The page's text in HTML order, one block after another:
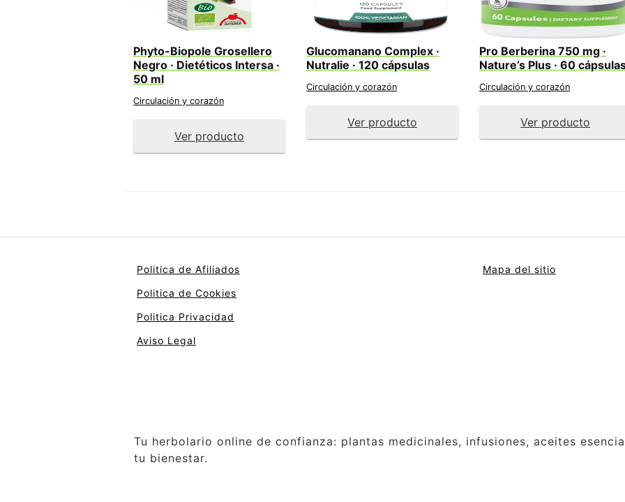
Phyto-Biopole Grosellero
Negro · Dietéticos Intersa ·
50 ml
Circulación y corazón
Ver producto
Glucomanano Complex ·
Nutralie · 120 cápsulas
Circulación y corazón
Ver producto
Pro Berberina 750 mg ·
Nature’s Plus · 60
Circulación y corazón
Ver producto
Politica de Afiliados
Politica de Cookies
Politica Privacidad
Aviso Legal
Mapa del sitio
Tu herbolario online de confianza: plantas medicinales, infusiones, aceites
tu bienestar.